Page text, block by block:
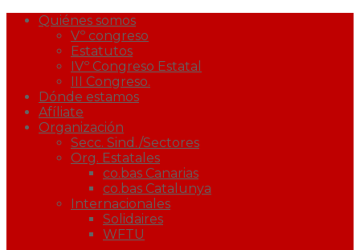
Quiénes somos
Vº congreso
Estatutos
IVº Congreso Estatal
III Congreso.
Dónde estamos
Afíliate
Organización
Secc. Sind./Sectores
Org. Estatales
co.bas Canarias
co.bas Catalunya
Internacionales
Solidaires
WFTU